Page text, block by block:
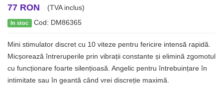
77 RON (TVA inclus)
In stoc Cod: DM86365
Mini stimulator discret cu 10 viteze pentru fericire intensă rapidă.
Micșorează întreruperile prin vibrații constante și elimină zgomotul
cu funcționare foarte silențioasă. Angelic pentru întrebuințare în
intimitate sau în geantă când vrei discreție maximă.